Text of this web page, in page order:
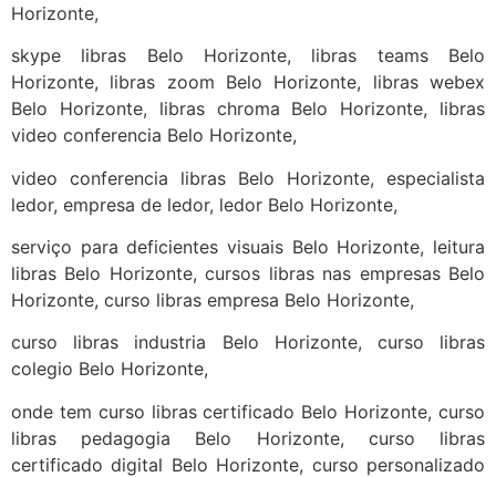
Horizonte,
skype libras Belo Horizonte, libras teams Belo
Horizonte, libras zoom Belo Horizonte, libras webex
Belo Horizonte, libras chroma Belo Horizonte, libras
video conferencia Belo Horizonte,
video conferencia libras Belo Horizonte, especialista
ledor, empresa de ledor, ledor Belo Horizonte,
serviço para deficientes visuais Belo Horizonte, leitura
libras Belo Horizonte, cursos libras nas empresas Belo
Horizonte, curso libras empresa Belo Horizonte,
curso libras industria Belo Horizonte, curso libras
colegio Belo Horizonte,
onde tem curso libras certificado Belo Horizonte, curso
libras pedagogia Belo Horizonte, curso libras
certificado digital Belo Horizonte, curso personalizado